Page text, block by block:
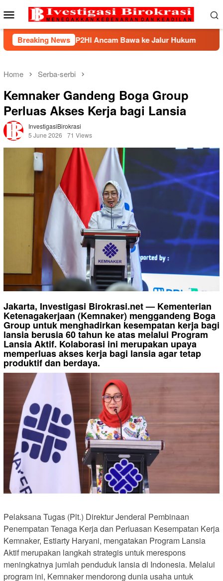
to
Mobile
Menu
Breaking News
BHP2HI Ancam Bawa ke Jalur Hukum Kemnaker
Home Serba-serbi
Kemnaker Gandeng Boga Group
Perluas Akses Kerja bagi Lansia
InvestigasiBirokrasi
5 June 2026
71 Views
Jakarta, Investigasi Birokrasi.net — Kementerian
Ketenagakerjaan (Kemnaker) menggandeng Boga
Group untuk menghadirkan kesempatan kerja bagi
lansia berusia 60 tahun ke atas melalui Program
Lansia Aktif. Kolaborasi ini merupakan upaya
memperluas akses kerja bagi lansia agar tetap
produktif dan berdaya.
Pelaksana Tugas (Plt.) Direktur Jenderal Pembinaan
Penempatan Tenaga Kerja dan Perluasan Kesempatan Kerja
Kemnaker, Estiarty Haryani, mengatakan Program Lansia
Aktif merupakan langkah strategis untuk merespons
meningkatnya jumlah penduduk lansia di Indonesia. Melalui
program ini, Kemnaker mendorong dunia usaha untuk